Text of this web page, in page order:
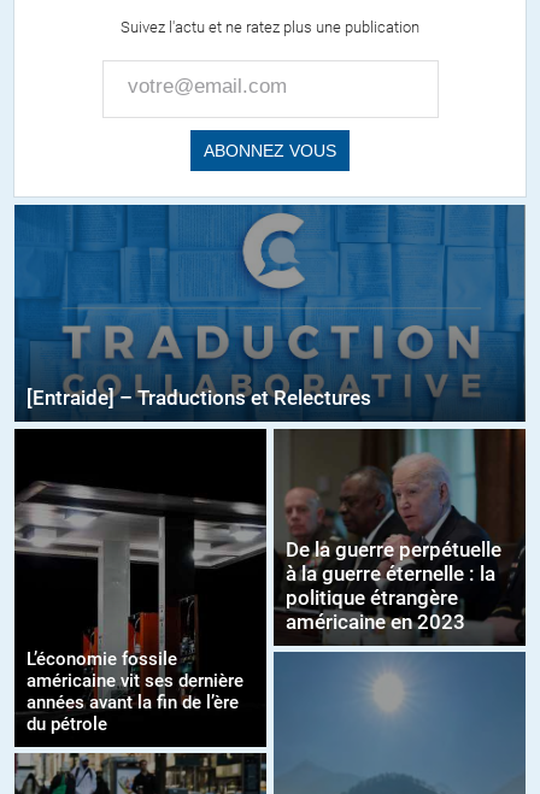
Suivez l'actu et ne ratez plus une publication
[Entraide] – Traductions et Relectures
L’économie fossile
américaine vit ses dernière
années avant la fin de l’ère
du pétrole
De la guerre perpétuelle
à la guerre éternelle : la
politique étrangère
américaine en 2023